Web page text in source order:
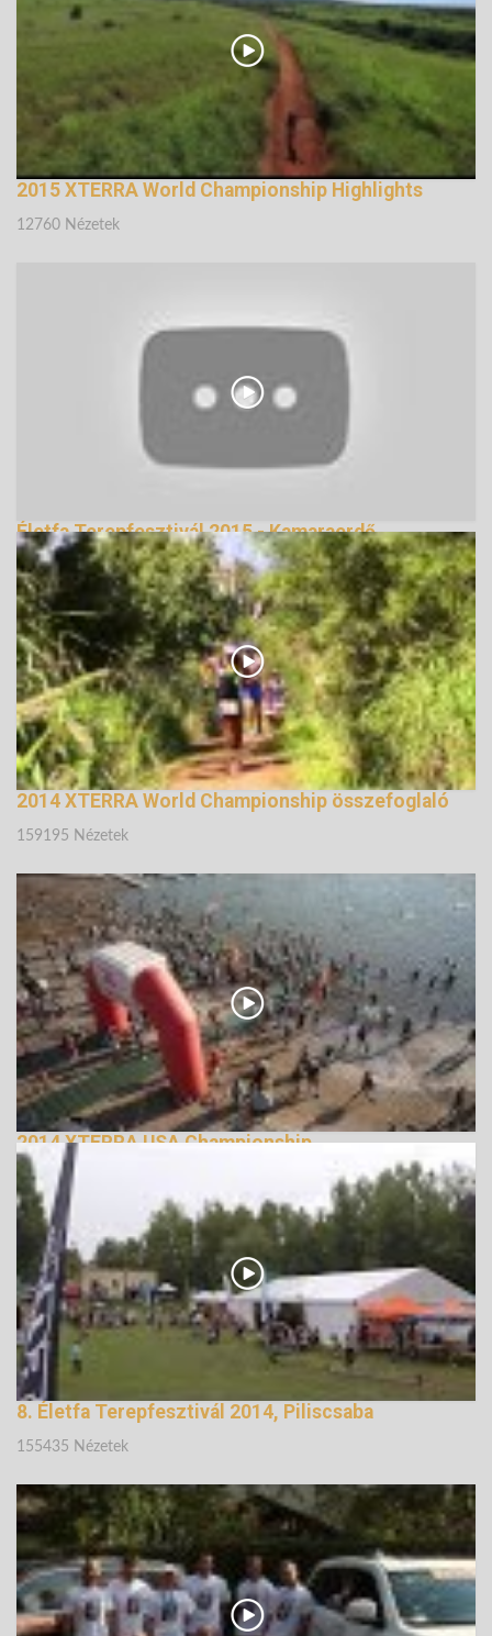
2015 XTERRA World Championship Highlights
12760 Nézetek
Életfa Terepfesztivál 2015 - Kamaraerdő
160956 Nézetek
2014 XTERRA World Championship összefoglaló
159195 Nézetek
2014 XTERRA USA Championship
148566 Nézetek
8. Életfa Terepfesztivál 2014, Piliscsaba
155435 Nézetek